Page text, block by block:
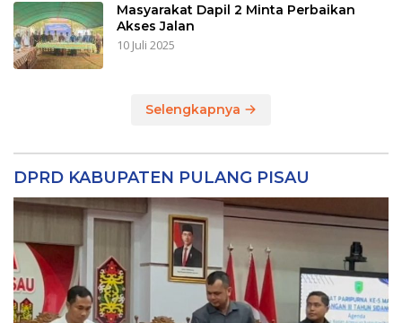
Masyarakat Dapil 2 Minta Perbaikan
Akses Jalan
10 Juli 2025
Selengkapnya
DPRD KABUPATEN PULANG PISAU